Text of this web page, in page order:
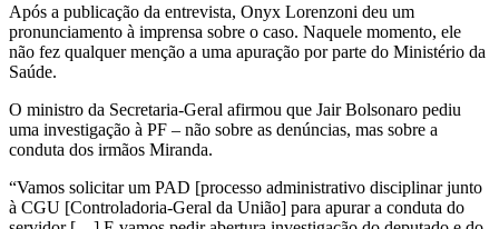
Após a publicação da entrevista, Onyx Lorenzoni deu um
pronunciamento à imprensa sobre o caso. Naquele momento, ele
não fez qualquer menção a uma apuração por parte do Ministério da
Saúde.
O ministro da Secretaria-Geral afirmou que Jair Bolsonaro pediu
uma investigação à PF – não sobre as denúncias, mas sobre a
conduta dos irmãos Miranda.
“Vamos solicitar um PAD [processo administrativo disciplinar junto
à CGU [Controladoria-Geral da União] para apurar a conduta do